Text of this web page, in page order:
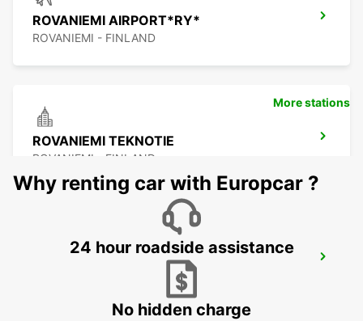
ROVANIEMI AIRPORT*RY*
ROVANIEMI - FINLAND
ROVANIEMI TEKNOTIE
ROVANIEMI - FINLAND
ROVANIEMI RAILWAY STATION
More stations
Why renting car with Europcar ?
24 hour roadside assistance
No hidden charge